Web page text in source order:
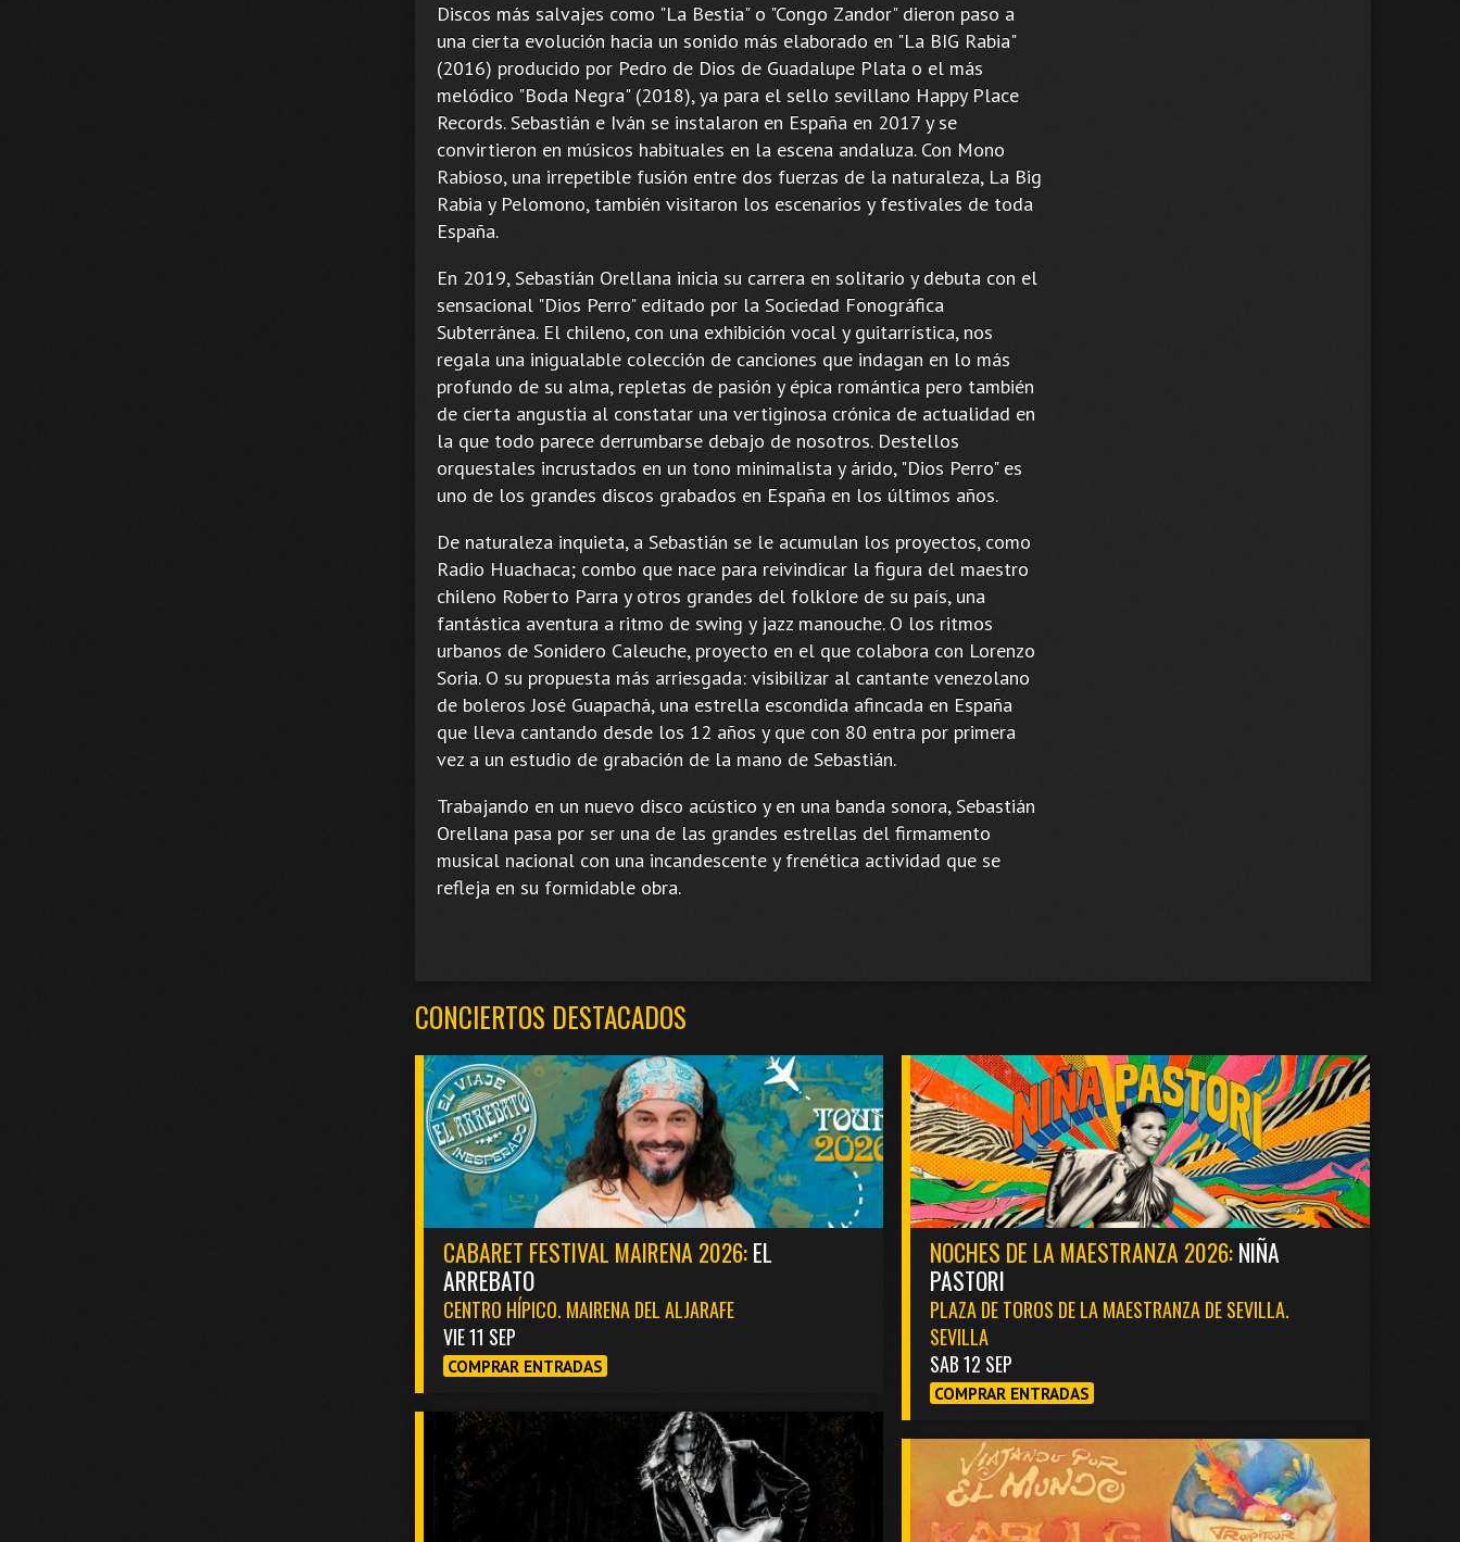
Discos más salvajes como "La Bestia" o "Congo Zandor" dieron paso a
una cierta evolución hacia un sonido más elaborado en "La BIG Rabia"
(2016) producido por Pedro de Dios de Guadalupe Plata o el más
melódico "Boda Negra" (2018), ya para el sello sevillano Happy Place
Records. Sebastián e Iván se instalaron en España en 2017 y se
convirtieron en músicos habituales en la escena andaluza. Con Mono
Rabioso, una irrepetible fusión entre dos fuerzas de la naturaleza, La Big
Rabia y Pelomono, también visitaron los escenarios y festivales de toda
España.
En 2019, Sebastián Orellana inicia su carrera en solitario y debuta con el
sensacional "Dios Perro" editado por la Sociedad Fonográfica
Subterránea. El chileno, con una exhibición vocal y guitarrística, nos
regala una inigualable colección de canciones que indagan en lo más
profundo de su alma, repletas de pasión y épica romántica pero también
de cierta angustia al constatar una vertiginosa crónica de actualidad en
la que todo parece derrumbarse debajo de nosotros. Destellos
orquestales incrustados en un tono minimalista y árido, "Dios Perro" es
uno de los grandes discos grabados en España en los últimos años.
De naturaleza inquieta, a Sebastián se le acumulan los proyectos, como
Radio Huachaca; combo que nace para reivindicar la figura del maestro
chileno Roberto Parra y otros grandes del folklore de su país, una
fantástica aventura a ritmo de swing y jazz manouche. O los ritmos
urbanos de Sonidero Caleuche, proyecto en el que colabora con Lorenzo
Soria. O su propuesta más arriesgada: visibilizar al cantante venezolano
de boleros José Guapachá, una estrella escondida afincada en España
que lleva cantando desde los 12 años y que con 80 entra por primera
vez a un estudio de grabación de la mano de Sebastián.
Trabajando en un nuevo disco acústico y en una banda sonora, Sebastián
Orellana pasa por ser una de las grandes estrellas del firmamento
musical nacional con una incandescente y frenética actividad que se
refleja en su formidable obra.
CONCIERTOS DESTACADOS
CABARET FESTIVAL MAIRENA 2026:EL
ARREBATO
CENTRO HÍPICO. MAIRENA DEL ALJARAFE
VIE 11 SEP
COMPRAR ENTRADAS
NOCHES DE LA MAESTRANZA 2026:NIÑA
PASTORI
PLAZA DE TOROS DE LA MAESTRANZA DE SEVILLA.
SEVILLA
SAB 12 SEP
COMPRAR ENTRADAS